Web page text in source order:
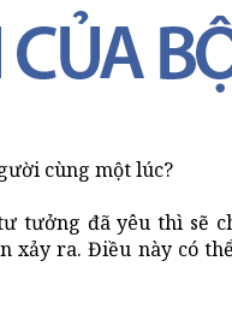
cùng một lúc?
tưởng đã yêu thì sẽ
xảy ra. Điều này có